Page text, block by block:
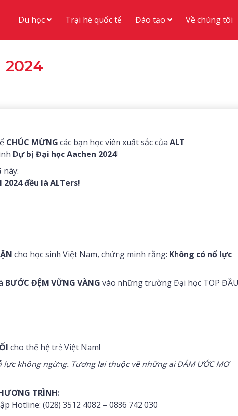
Du học Trại hè quốc tế Đào tạo Về chúng tôi
2024
CHÚC MỪNG các bạn học viên xuất sắc của ALT
Dự bị Đại học Aachen 2024!
này:
2024 đều là ALTers!
cho học sinh Việt Nam, chứng minh rằng: Không có nổ lực
BƯỚC ĐỆM VỮNG VÀNG vào những trường Đại học TOP ĐẦU
cho thế hệ trẻ Việt Nam!
không ngừng. Tương lai thuộc về những ai DÁM ƯỚC MƠ
TRÌNH:
Hotline: (028) 3512 4082 – 0886 742 030